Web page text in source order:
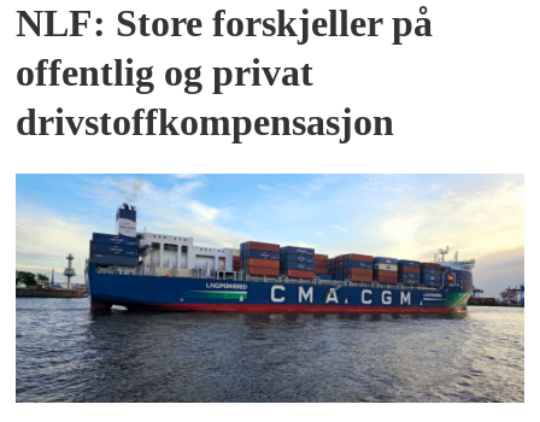
NLF: Store forskjeller på
offentlig og privat
drivstoffkompensasjon